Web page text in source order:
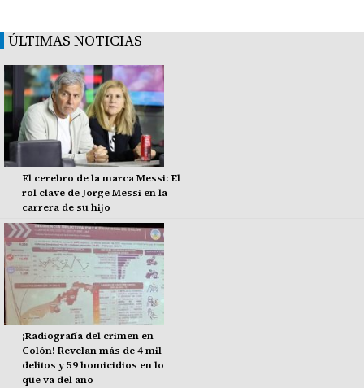
ÚLTIMAS NOTICIAS
El cerebro de la marca Messi: El
rol clave de Jorge Messi en la
carrera de su hijo
¡Radiografía del crimen en
Colón! Revelan más de 4 mil
delitos y 59 homicidios en lo
que va del año